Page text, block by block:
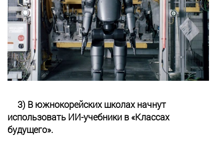
3) В южнокорейских школах начнут
использовать ИИ-учебники в «Классах
будущего».